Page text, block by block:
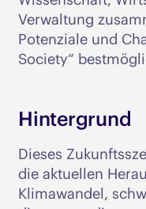
Verwaltung
Potenziale und
Society“
Hintergrund
Dieses
die aktuellen
Klimawandel,